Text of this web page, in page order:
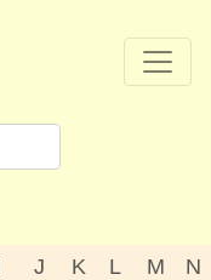
J K L M
N